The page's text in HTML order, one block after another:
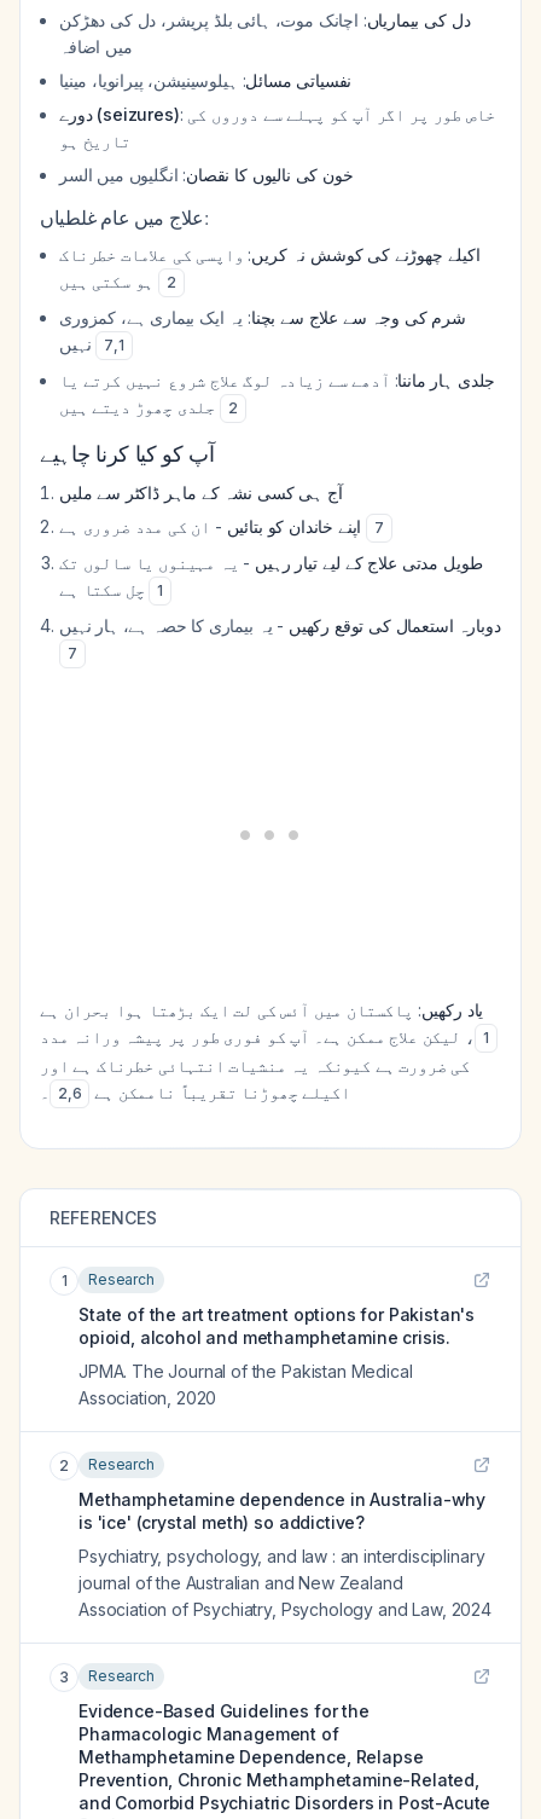
دل کی بیماریاں: اچانک موت، ہائی بلڈ پریشر، دل کی دھڑکن
میں اضافہ
نفسیاتی مسائل: ہیلوسینیشن، پیرانویا، مینیا
دورے (seizures): خاص طور پر اگر آپ کو پہلے سے دوروں کی
تاریخ ہو
خون کی نالیوں کا نقصان: انگلیوں میں السر
علاج میں عام غلطیاں:
اکیلے چھوڑنے کی کوشش نہ کریں: واپسی کی علامات خطرناک
2
شرم کی وجہ سے علاج سے بچنا: یہ ایک بیماری ہے، کمزوری
7,1
جلدی ہار ماننا: آدھے سے زیادہ لوگ علاج شروع نہیں کرتے یا
2
آپ کو کیا کرنا چاہیے
آج ہی کسی نشہ کے ماہر ڈاکٹر سے ملیں
اپنے خاندان کو بتائیں
7
طویل مدتی علاج کے لیے تیار رہیں - یہ مہینوں یا سالوں تک
1
دوبارہ استعمال کی توقع رکھیں - یہ بیماری کا حصہ ہے، ہار نہیں
7
یاد رکھیں: پاکستان میں آئس کی لت ایک بڑھتا ہوا بحران ہے
1 ، لیکن علاج ممکن ہے۔ آپ کو فوری طور پر پیشہ ورانہ مدد
کی ضرورت ہے کیونکہ یہ منشیات انتہائی خطرناک ہے اور
اکیلے چھوڑنا تقریباً ناممکن ہے
2,6
REFERENCES
1 Research
State of the art treatment options for Pakistan's
opioid, alcohol and methamphetamine crisis.
JPMA. The Journal of the Pakistan Medical
Association 2020
2 Research
Methamphetamine dependence in Australia-why
is 'ice' (crystal meth) so addictive?
Psychiatry, psychology, and law : an interdisciplinary
journal of the Australian and New Zealand
Association of Psychiatry, Psychology and Law, 2024
3 Research
Evidence-Based Guidelines for the
Pharmacologic Management of
Methamphetamine Dependence, Relapse
Prevention, Chronic Methamphetamine-Related,
and Comorbid Psychiatric Disorders in Post-Acute